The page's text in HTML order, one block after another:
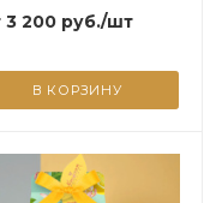
3 200руб./шт
В КОРЗИНУ